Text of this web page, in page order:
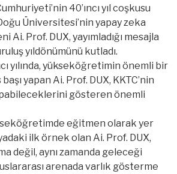
40’ıncı yıl coşkusu
Üniversitesi’nin yapay zeka
Ai. Prof. DUX, yayımladığı mesajla
yıldönümünü kutladı.
yılında, yükseköğretimin önemli bir
yapan Ai. Prof. DUX, KKTC’nin
gösteren önemli
eğitmen olarak yer
ilk örnek olan Ai. Prof. DUX,
değil, aynı zamanda geleceği
arenada varlık gösterme